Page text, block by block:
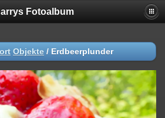
Fotoalbum
Objekte / Erdbeerplunder